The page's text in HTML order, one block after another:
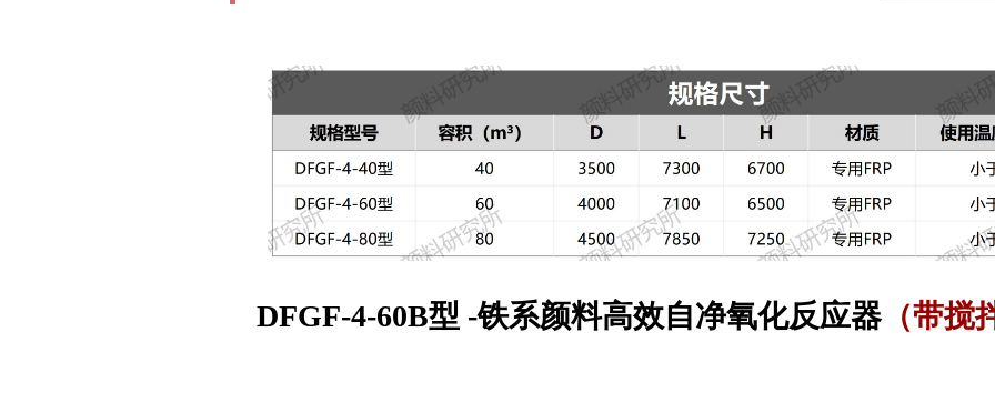
DFGF-4-60B型 -铁系颜料高效自净氧化反应器（带搅